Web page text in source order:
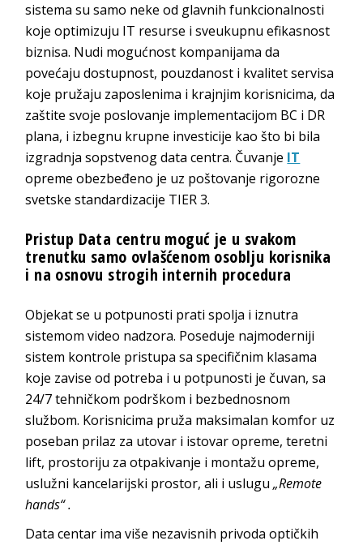
sistema su samo neke od glavnih funkcionalnosti
koje optimizuju IT resurse i sveukupnu efikasnost
biznisa. Nudi mogućnost kompanijama da
povećaju dostupnost, pouzdanost i kvalitet servisa
koje pružaju zaposlenima i krajnjim korisnicima, da
zaštite svoje poslovanje implementacijom BC i DR
plana, i izbegnu krupne investicije kao što bi bila
izgradnja sopstvenog data centra. Čuvanje IT
opreme obezbeđeno je uz poštovanje rigorozne
svetske standardizacije TIER 3.
Pristup Data centru moguć je u svakom
trenutku samo ovlašćenom osoblju korisnika
i na osnovu strogih internih procedura
Objekat se u potpunosti prati spolja i iznutra
sistemom video nadzora. Poseduje najmoderniji
sistem kontrole pristupa sa specifičnim klasama
koje zavise od potreba i u potpunosti je čuvan, sa
24/7 tehničkom podrškom i bezbednosnom
službom. Korisnicima pruža maksimalan komfor uz
poseban prilaz za utovar i istovar opreme, teretni
lift, prostoriju za otpakivanje i montažu opreme,
uslužni kancelarijski prostor, ali i uslugu„Remote
hands“ .
Data centar ima više nezavisnih privoda optičkih